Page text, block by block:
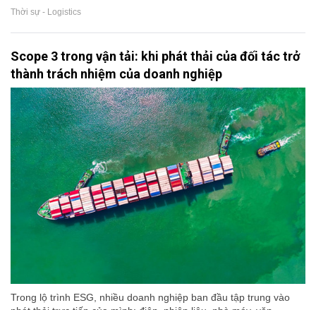
Thời sự - Logistics
Scope 3 trong vận tải: khi phát thải của đối tác trở
thành trách nhiệm của doanh nghiệp
Trong lộ trình ESG, nhiều doanh nghiệp ban đầu tập trung vào